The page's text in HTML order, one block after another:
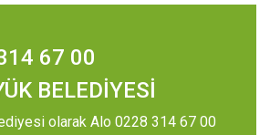
67 00
BELEDİYESİ
olarak Alo 0228 314 67 00